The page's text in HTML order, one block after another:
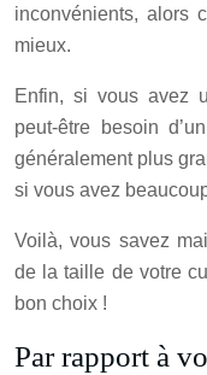
inconvénients, alors
mieux.
Enfin, si vous avez
peut-être besoin
généralement plus
si vous avez
Voilà, vous savez
de la taille de votre
bon choix !
Par rapport à